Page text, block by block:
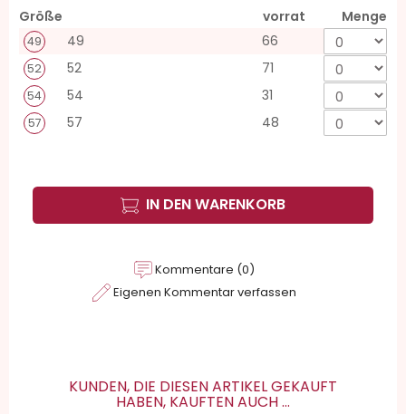
Größe vorrat Menge
49 49 66
52 52 71
54 54 31
57 57 48
IN DEN WARENKORB
Kommentare (0)
Eigenen Kommentar verfassen
KUNDEN, DIE DIESEN ARTIKEL GEKAUFT
HABEN, KAUFTEN AUCH ...